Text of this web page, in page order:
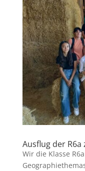
Ausflug der
Wir die Klasse